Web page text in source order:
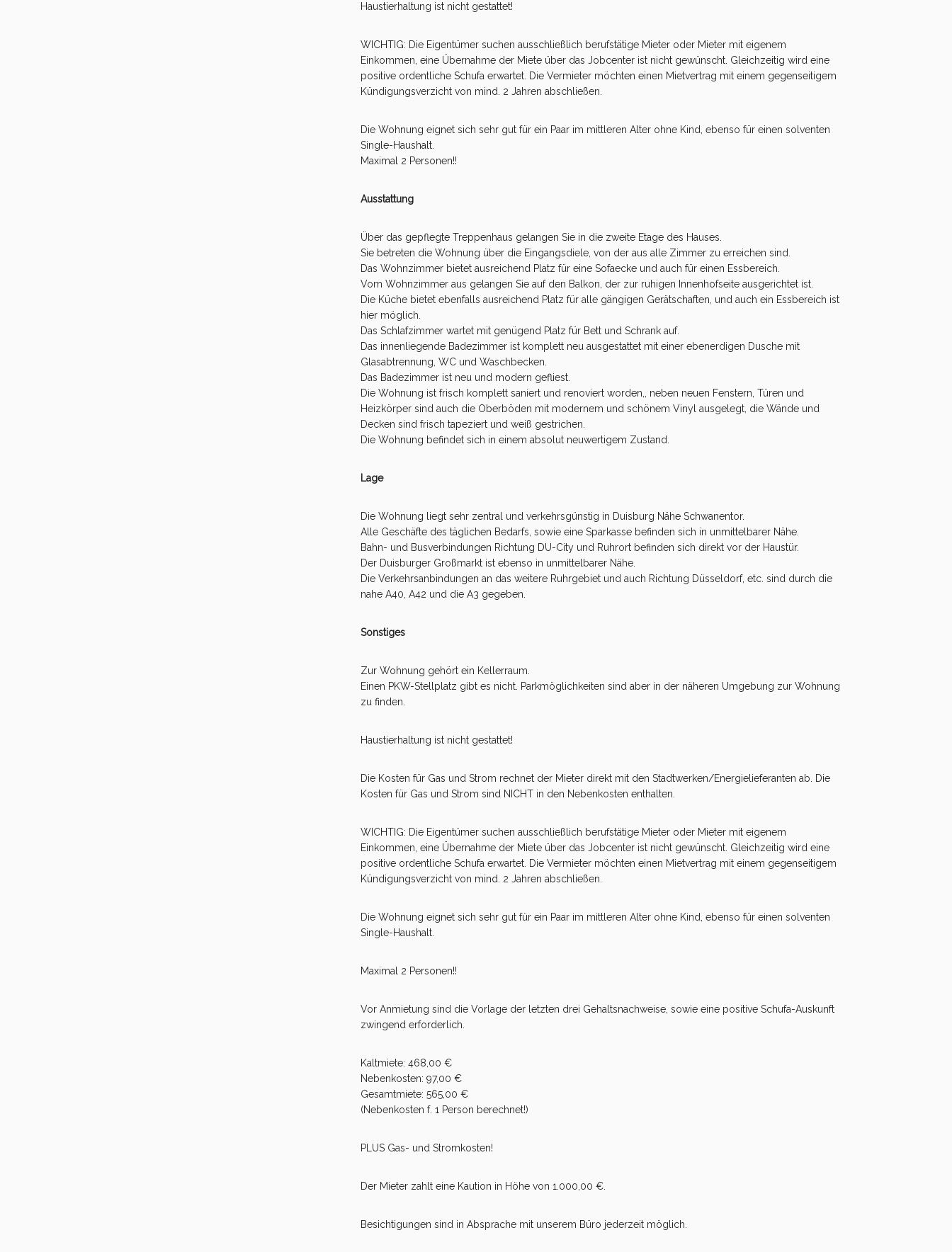
Haustierhaltung ist nicht gestattet!
WICHTIG: Die Eigentümer suchen ausschließlich berufstätige Mieter oder Mieter mit eigenem
Einkommen, eine Übernahme der Miete über das Jobcenter ist nicht gewünscht. Gleichzeitig wird eine
positive ordentliche Schufa erwartet. Die Vermieter möchten einen Mietvertrag mit einem gegenseitigem
Kündigungsverzicht von mind. 2 Jahren abschließen.
Die Wohnung eignet sich sehr gut für ein Paar im mittleren Alter ohne Kind, ebenso für einen solventen
Single-Haushalt.
Maximal 2 Personen!!
Ausstattung
Über das gepflegte Treppenhaus gelangen Sie in die zweite Etage des Hauses.
Sie betreten die Wohnung über die Eingangsdiele, von der aus alle Zimmer zu erreichen sind.
Das Wohnzimmer bietet ausreichend Platz für eine Sofaecke und auch für einen Essbereich.
Vom Wohnzimmer aus gelangen Sie auf den Balkon, der zur ruhigen Innenhofseite ausgerichtet ist.
Die Küche bietet ebenfalls ausreichend Platz für alle gängigen Gerätschaften, und auch ein Essbereich ist
hier möglich.
Das Schlafzimmer wartet mit genügend Platz für Bett und Schrank auf.
Das innenliegende Badezimmer ist komplett neu ausgestattet mit einer ebenerdigen Dusche mit
Glasabtrennung, WC und Waschbecken.
Das Badezimmer ist neu und modern gefliest.
Die Wohnung ist frisch komplett saniert und renoviert worden,, neben neuen Fenstern, Türen und
Heizkörper sind auch die Oberböden mit modernem und schönem Vinyl ausgelegt, die Wände und
Decken sind frisch tapeziert und weiß gestrichen.
Die Wohnung befindet sich in einem absolut neuwertigem Zustand.
Lage
Die Wohnung liegt sehr zentral und verkehrsgünstig in Duisburg Nähe Schwanentor.
Alle Geschäfte des täglichen Bedarfs, sowie eine Sparkasse befinden sich in unmittelbarer Nähe.
Bahn- und Busverbindungen Richtung DU-City und Ruhrort befinden sich direkt vor der Haustür.
Der Duisburger Großmarkt ist ebenso in unmittelbarer Nähe.
Die Verkehrsanbindungen an das weitere Ruhrgebiet und auch Richtung Düsseldorf, etc. sind durch die
nahe A40, A42 und die A3 gegeben.
Sonstiges
Zur Wohnung gehört ein Kellerraum.
Einen PKW-Stellplatz gibt es nicht. Parkmöglichkeiten sind aber in der näheren Umgebung zur Wohnung
zu finden.
Haustierhaltung ist nicht gestattet!
Die Kosten für Gas und Strom rechnet der Mieter direkt mit den Stadtwerken/Energielieferanten ab. Die
Kosten für Gas und Strom sind NICHT in den Nebenkosten enthalten.
WICHTIG: Die Eigentümer suchen ausschließlich berufstätige Mieter oder Mieter mit eigenem
Einkommen, eine Übernahme der Miete über das Jobcenter ist nicht gewünscht. Gleichzeitig wird eine
positive ordentliche Schufa erwartet. Die Vermieter möchten einen Mietvertrag mit einem gegenseitigem
Kündigungsverzicht von mind. 2 Jahren abschließen.
Die Wohnung eignet sich sehr gut für ein Paar im mittleren Alter ohne Kind, ebenso für einen solventen
Single-Haushalt.
Maximal 2 Personen!!
Vor Anmietung sind die Vorlage der letzten drei Gehaltsnachweise, sowie eine positive Schufa-Auskunft
zwingend erforderlich.
Kaltmiete: 468,00 €
Nebenkosten: 97,00 €
Gesamtmiete: 565,00 €
(Nebenkosten f. 1 Person berechnet!)
PLUS Gas- und Stromkosten!
Der Mieter zahlt eine Kaution in Höhe von 1.000,00 €.
Besichtigungen sind in Absprache mit unserem Büro jederzeit möglich.